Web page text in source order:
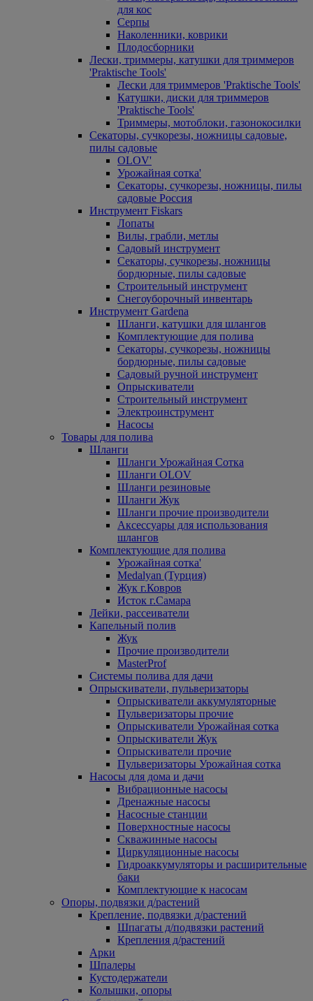
для кос
Серпы
Наколенники, коврики
Плодосборники
Лески, триммеры, катушки для триммеров
'Praktische Tools'
Лески для триммеров 'Praktische Tools'
Катушки, диски для триммеров
'Praktische Tools'
Триммеры, мотоблоки, газонокосилки
Секаторы, сучкорезы, ножницы садовые,
пилы садовые
OLOV'
Урожайная сотка'
Секаторы, сучкорезы, ножницы, пилы
садовые Россия
Инструмент Fiskars
Лопаты
Вилы, грабли, метлы
Садовый инструмент
Секаторы, сучкорезы, ножницы
бордюрные, пилы садовые
Строительный инструмент
Снегоуборочный инвентарь
Инструмент Gardena
Шланги, катушки для шлангов
Комплектующие для полива
Секаторы, сучкорезы, ножницы
бордюрные, пилы садовые
Садовый ручной инструмент
Опрыскиватели
Строительный инструмент
Электроинструмент
Насосы
Товары для полива
Шланги
Шланги Урожайная Сотка
Шланги OLOV
Шланги резиновые
Шланги Жук
Шланги прочие производители
Аксессуары для использования
шлангов
Комплектующие для полива
Урожайная сотка'
Medalyan (Турция)
Жук г.Ковров
Исток г.Самара
Лейки, рассеиватели
Капельный полив
Жук
Прочие производители
MasterProf
Системы полива для дачи
Опрыскиватели, пульверизаторы
Опрыскиватели аккумуляторные
Пульверизаторы прочие
Опрыскиватели Урожайная сотка
Опрыскиватели Жук
Опрыскиватели прочие
Пульверизаторы Урожайная сотка
Насосы для дома и дачи
Вибрационные насосы
Дренажные насосы
Насосные станции
Поверхностные насосы
Скважинные насосы
Циркуляционные насосы
Гидроаккумуляторы и расширительные
баки
Комплектующие к насосам
Опоры, подвязки д/растений
Крепление, подвязки д/растений
Шпагаты д/подвязки растений
Крепления д/растений
Арки
Шпалеры
Кустодержатели
Колышки, опоры